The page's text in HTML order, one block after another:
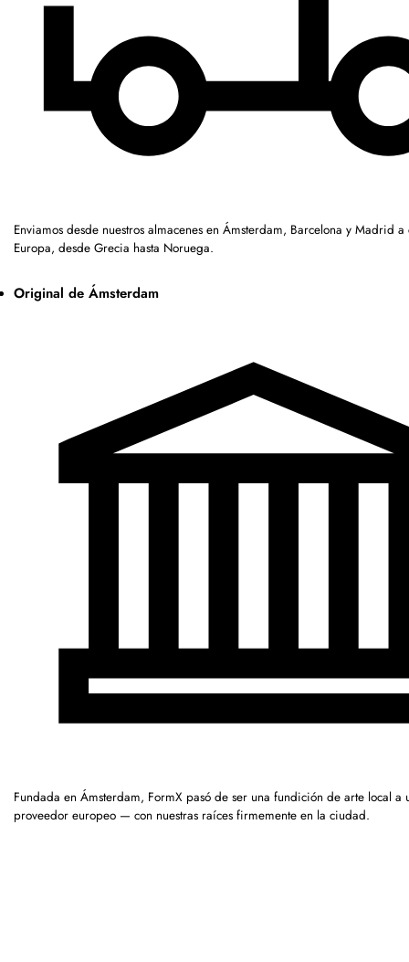
Enviamos desde nuestros almacenes en Ámsterdam, Barcelona y Madrid
Europa, desde Grecia hasta Noruega.
Original de Ámsterdam
Fundada en Ámsterdam, FormX pasó de ser una fundición de arte local a
proveedor europeo — con nuestras raíces firmemente en la ciudad.